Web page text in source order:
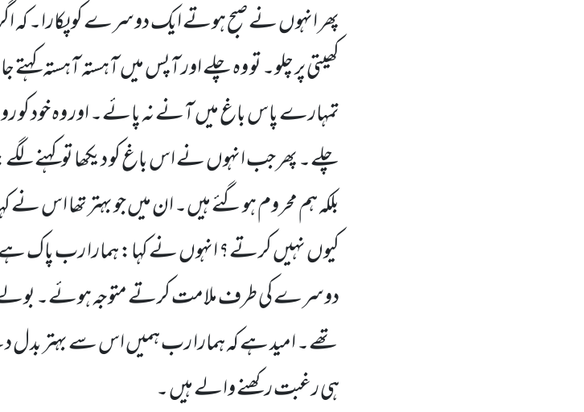
پھر انہوں نے صبح ہوتے ایک دوسرے کو پکارا۔ کہ
کھیتی پر چلو۔ تو وہ چلے اور آپس میں آہستہ آہستہ
تمہارے پاس باغ میں آنے نہ پائے۔ اور وہ خود کو
چلے۔ پھر جب انہوں نے اس باغ کو دیکھا توکہنے
بلکہ ہم محروم ہوگئے ہیں۔ ان میں جو بہتر تھا اس نے
کیوں نہیں کرتے؟ انہوں نے کہا: ہمارا رب پاک
دوسرے کی طرف ملامت کرتے متوجہ ہوئے۔
تھے۔ امید ہے کہ ہمارا رب ہمیں اس سے بہتر
ہی رغبت رکھنے والے ہیں ۔